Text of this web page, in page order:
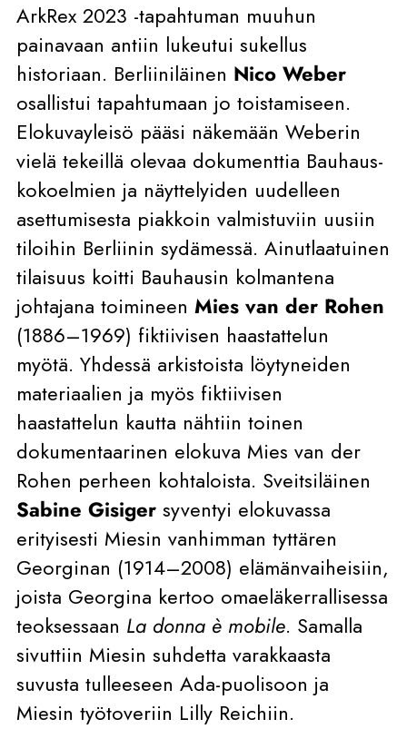
ArkRex 2023 -tapahtuman muuhun
painavaan antiin lukeutui sukellus
historiaan. Berliiniläinen Nico Weber
osallistui tapahtumaan jo toistamiseen.
Elokuvayleisö pääsi näkemään Weberin
vielä tekeillä olevaa dokumenttia Bauhaus-
kokoelmien ja näyttelyiden uudelleen
asettumisesta piakkoin valmistuviin uusiin
tiloihin Berliinin sydämessä. Ainutlaatuinen
tilaisuus koitti Bauhausin kolmantena
johtajana toimineen Mies van der Rohen
(1886–1969) fiktiivisen haastattelun
myötä. Yhdessä arkistoista löytyneiden
materiaalien ja myös fiktiivisen
haastattelun kautta nähtiin toinen
dokumentaarinen elokuva Mies van der
Rohen perheen kohtaloista. Sveitsiläinen
Sabine Gisiger syventyi elokuvassa
erityisesti Miesin vanhimman tyttären
Georginan (1914–2008) elämänvaiheisiin,
joista Georgina kertoo omaeläkerrallisessa
teoksessaan La donna è mobile. Samalla
sivuttiin Miesin suhdetta varakkaasta
suvusta tulleeseen Ada-puolisoon ja
Miesin työtoveriin Lilly Reichiin.